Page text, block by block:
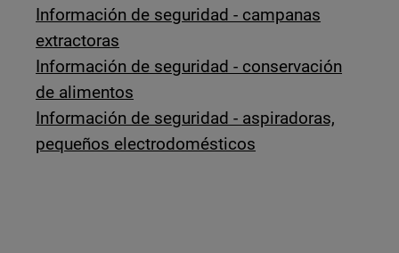
Información de seguridad - campanas
extractoras
Información de seguridad - conservación
de alimentos
Información de seguridad - aspiradoras,
pequeños electrodomésticos